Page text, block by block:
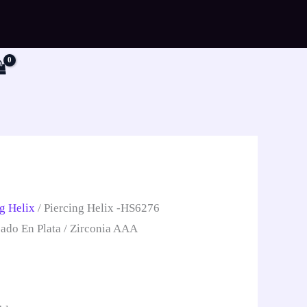
Helix / Piercing Helix -HS6276
En Plata / Zirconia AAA